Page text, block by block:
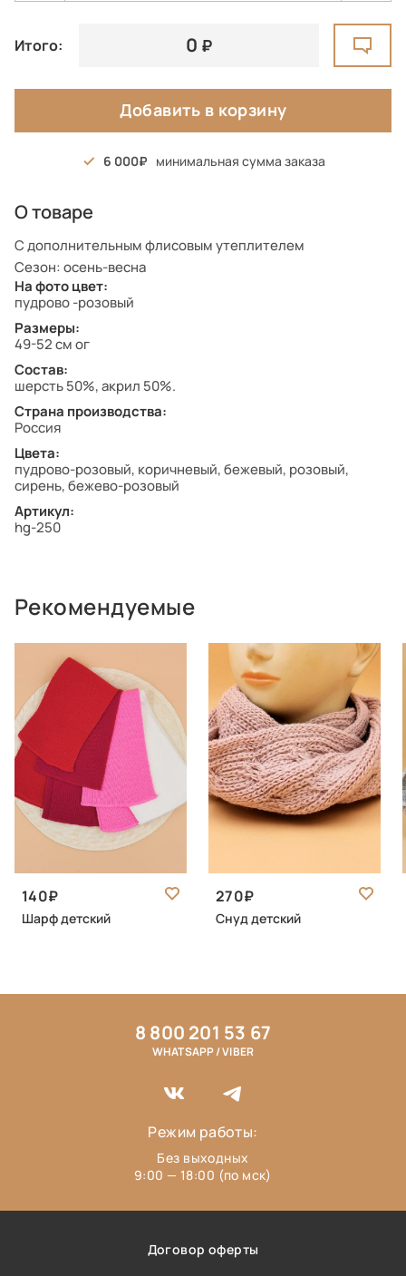
Итого: 0
Добавить в корзину
6 000 минимальная сумма заказа
О товаре
С дополнительным флисовым утеплителем
Сезон: осень-весна
На фото цвет:
пудрово -розовый
Размеры:
49-52 см ог
Состав:
шерсть 50%, акрил 50%.
Страна производства:
Россия
Цвета:
пудрово-розовый, коричневый, бежевый, розовый,
сирень, бежево-розовый
Артикул:
hg-250
Рекомендуемые
140
Шарф детский
270
Снуд детский
Договор оферты
8 800 201 53 67
WHATSAPP / VIBER
Режим работы:
Без выходных
9:00 — 18:00 (по мск)